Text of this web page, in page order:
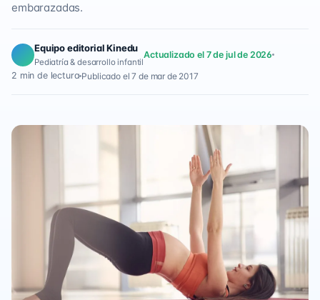
embarazadas.
Equipo editorial Kinedu
Pediatría & desarrollo infantil
Actualizado el 7 de jul de 2026
2 min de lectura Publicado el 7 de mar de 2017